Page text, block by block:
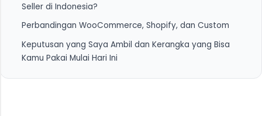
Seller di Indonesia?
1. WooCommerce
2. Shopify
3. Custom Build
Perbandingan WooCommerce, Shopify, dan Custom
Keputusan yang Saya Ambil dan Kerangka yang Bisa
Kamu Pakai Mulai Hari Ini